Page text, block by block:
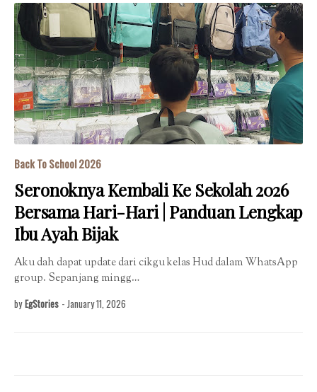
Back To School 2026
Seronoknya Kembali Ke Sekolah 2026
Bersama Hari-Hari | Panduan Lengkap
Ibu Ayah Bijak
Aku dah dapat update dari cikgu kelas Hud dalam WhatsApp
group. Sepanjang mingg…
by EgStories - January 11, 2026